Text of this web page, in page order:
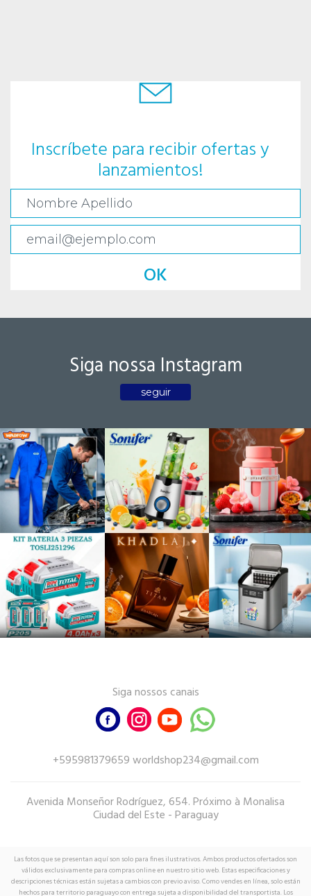
Inscríbete para recibir ofertas y
lanzamientos!
OK
Siga nossa Instagram
seguir
Siga nossos canais
+595981379659 worldshop234@gmail.com
Avenida Monseñor Rodríguez, 654. Próximo à Monalisa
Ciudad del Este - Paraguay
Las fotos que se presentan aquí son solo para fines ilustrativos. Ambos productos ofertados son
válidos exclusivamente para compras online en nuestro sitio web. Estas especificaciones y
descripciones técnicas están sujetas a cambios con previo aviso. Como vendes en línea, solo están
hechos para territorio paraguayo con entrega sujeta a disponibilidad del transportista. Los